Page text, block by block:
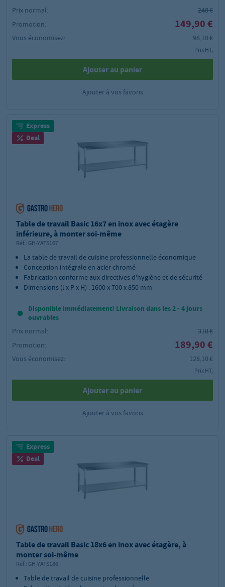
Prix normal:
248 €
Promotion:
149,90 €
Vous économisez: 98,10 €
Prix HT,
Ajouter au panier
Ajouter à vos favoris
Express
Deal
Table de travail Basic 16x7 en inox avec étagère
inférieure, à monter soi-même
Réf.: GH-YATS167
La table de travail de cuisine professionnelle économique
Conception intégrale en acier chromé
Fabrication conforme aux directives d'hygiène et de sécurité
Dimensions (l x P x H) : 1600 x 700 x 850 mm
Disponible immédiatement! Livraison dans les 2 - 4 jours
ouvrables
Prix normal:
318 €
Promotion:
189,90 €
Vous économisez: 128,10 €
Prix HT,
Ajouter au panier
Ajouter à vos favoris
Express
Deal
Table de travail Basic 18x6 en inox avec étagère, à
monter soi-même
Réf.: GH-YATS186
Table de travail de cuisine professionnelle